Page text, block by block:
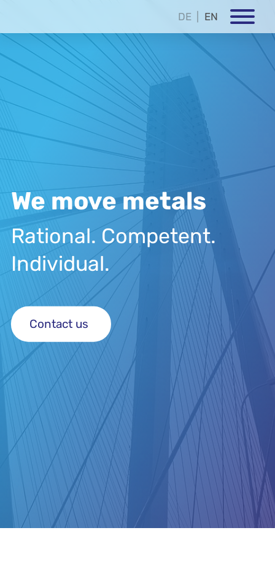
DE EN
We move metals
Rational. Competent.
Individual.
Contact us